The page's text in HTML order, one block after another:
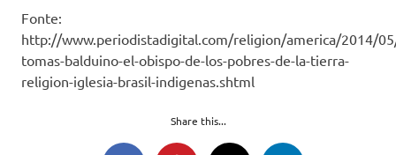
Fonte:
http://www.periodistadigital.com/religion/america/2014/
tomas-balduino-el-obispo-de-los-pobres-de-la-tierra-
religion-iglesia-brasil-indigenas.shtml
Share this...